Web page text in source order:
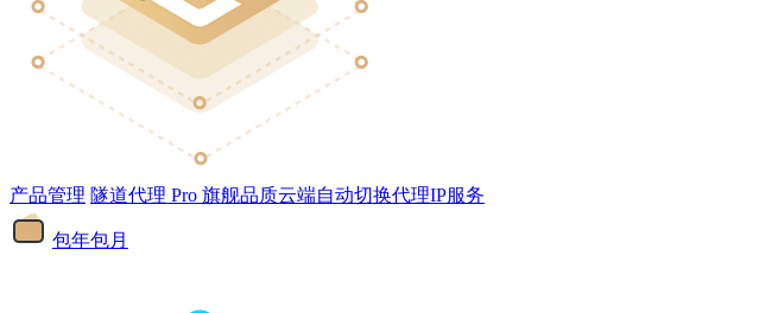
产品管理 隧道代理 Pro 旗舰品质云端自动切换代理IP服务
包年包月